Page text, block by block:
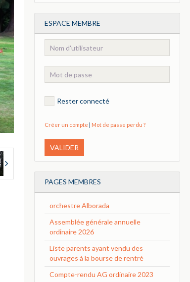
ESPACE MEMBRE
Rester connecté
Créer un compte | Mot de passe perdu ?
VALIDER
PAGES MEMBRES
orchestre Alborada
Assemblée générale annuelle
ordinaire 2026
Liste parents ayant vendu des
ouvrages à la bourse de rentré
Compte-rendu AG ordinaire 2023